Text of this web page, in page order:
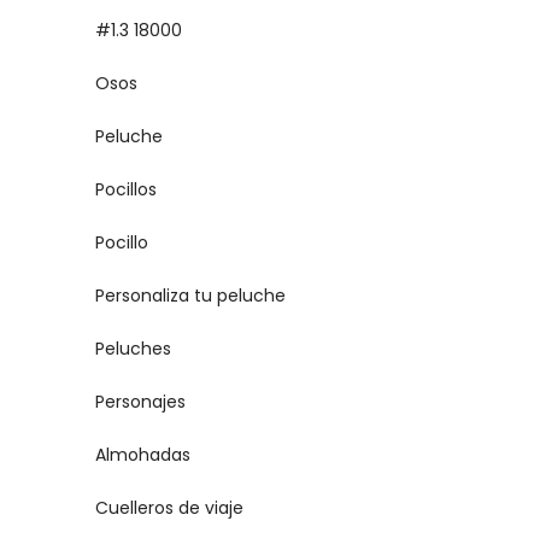
#1.3 18000
Osos
Peluche
Pocillos
Pocillo
Personaliza tu peluche
Peluches
Personajes
Almohadas
Cuelleros de viaje